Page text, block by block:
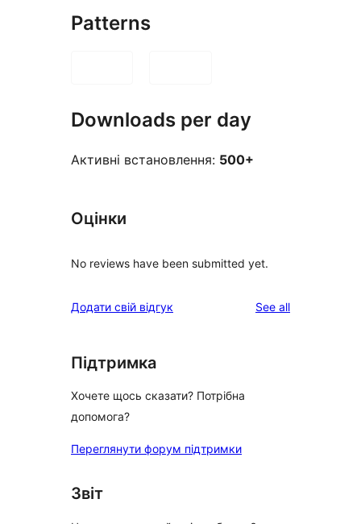
Patterns
Downloads per day
Активні встановлення: 500+
Оцінки
No reviews have been submitted yet.
Додати свій відгук See allreviews
Підтримка
Хочете щось сказати? Потрібна
допомога?
Переглянути форум підтримки
Звіт